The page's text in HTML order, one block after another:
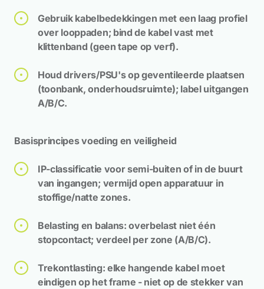
Gebruik kabelbedekkingen met een laag profiel
over looppaden; bind de kabel vast met
klittenband (geen tape op verf).
Houd drivers/PSU's op geventileerde plaatsen
(toonbank, onderhoudsruimte); label uitgangen
A/B/C.
Basisprincipes voeding en veiligheid
IP-classificatie voor semi-buiten of in de buurt
van ingangen; vermijd open apparatuur in
stoffige/natte zones.
Belasting en balans: overbelast niet één
stopcontact; verdeel per zone (A/B/C).
Trekontlasting: elke hangende kabel moet
eindigen op het frame - niet op de stekker van